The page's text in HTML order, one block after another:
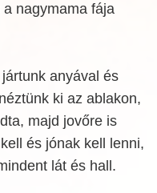
nagymama fája
anyával és
ki az ablakon,
majd jovőre is
és jónak kell lenni,
lát és hall.